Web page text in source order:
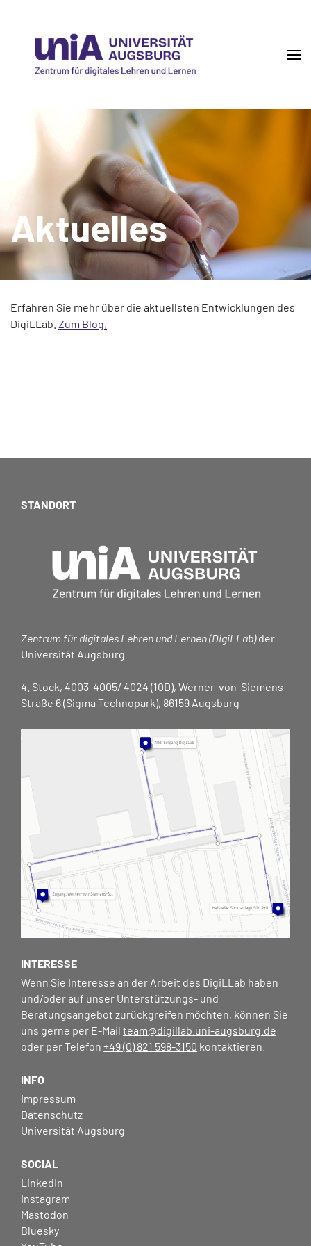
content
DigiLLab
Aktuelles
Erfahren Sie mehr über die aktuellsten Entwicklungen des
DigiLLab. Zum Blog.
STANDORT
Zentrum für digitales Lehren und Lernen (DigiLLab)der
Universität Augsburg
4. Stock, 4003-4005/ 4024 (10D), Werner-von-Siemens-
Straße 6 (Sigma Technopark), 86159 Augsburg
INTERESSE
Wenn Sie Interesse an der Arbeit des DigiLLab haben
und/oder auf unser Unterstützungs- und
Beratungsangebot zurückgreifen möchten, können Sie
uns gerne per E-Mail team@digillab.uni-augsburg.de
oder per Telefon +49 (0) 821 598-3150 kontaktieren.
INFO
Impressum
Datenschutz
Universität Augsburg
SOCIAL
LinkedIn
Instagram
Mastodon
Bluesky